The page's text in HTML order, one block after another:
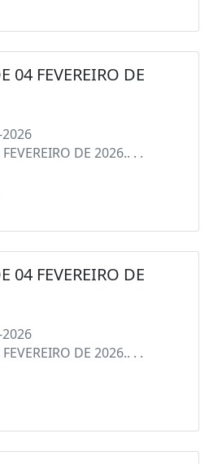
04 FEVEREIRO DE
2026
DE 2026.. . .
04 FEVEREIRO DE
2026
DE 2026.. . .